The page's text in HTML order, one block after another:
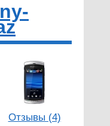
Отзывы (4)